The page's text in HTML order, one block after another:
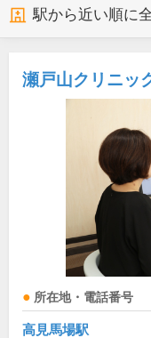
駅から近い順に
瀬戸山クリニッ
所在地・電話番号
高見馬場駅